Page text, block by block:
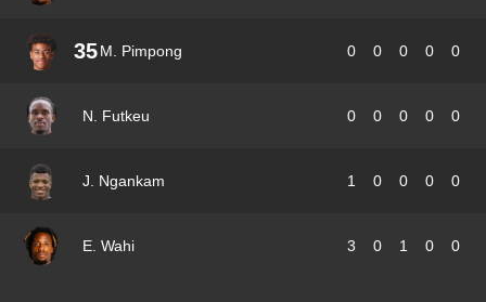
35M. Pimpong 0 0 0 0 0
N. Futkeu 0 0 0 0 0
J. Ngankam 1 0 0 0 0
E. Wahi 3 0 1 0 0